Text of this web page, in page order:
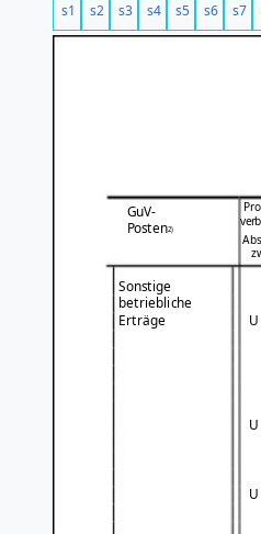
s1 s2 s3 s4 s5 s6 s7
GuV-
Posten2)
Sonstige
betriebliche
Erträge U
U
U